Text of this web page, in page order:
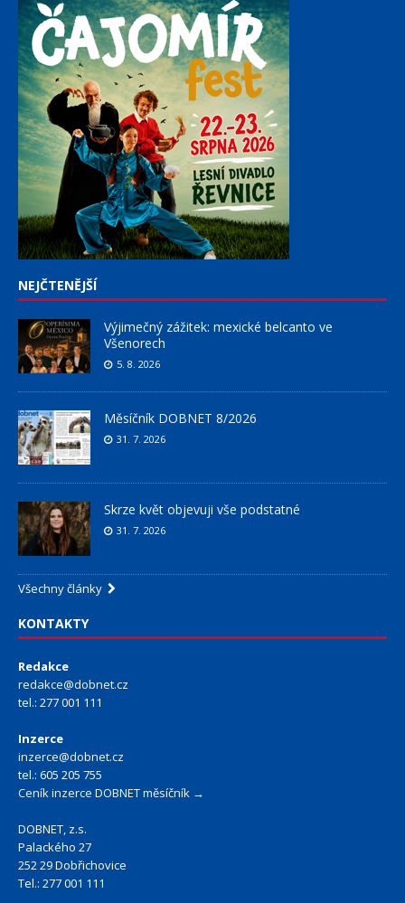
NEJČTENĚJŠÍ
Výjimečný zážitek: mexické belcanto ve
Všenorech
5. 8. 2026
Měsíčník DOBNET 8/2026
31. 7. 2026
Skrze květ objevuji vše podstatné
31. 7. 2026
Všechny články
KONTAKTY
Redakce
redakce@dobnet.cz
tel.: 277 001 111
Inzerce
inzerce@dobnet.cz
tel.: 605 205 755
Ceník inzerce DOBNET měsíčník →
DOBNET, z.s.
Palackého 27
252 29 Dobřichovice
Tel.: 277 001 111